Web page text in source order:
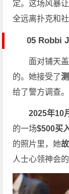
定。这场风暴
全远离扑克和社
05 Robbi
面对铺天
的。她接受了
给了警方调查。
2025年10
的一场$500买
的照片里，她
人士心领神会的